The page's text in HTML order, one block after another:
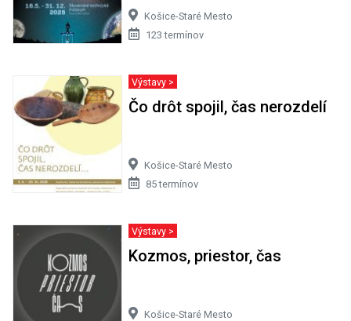
Košice-Staré Mesto
123 termínov
Výstavy >
Čo drôt spojil, čas nerozdelí
Košice-Staré Mesto
85 termínov
Výstavy >
Kozmos, priestor, čas
Košice-Staré Mesto